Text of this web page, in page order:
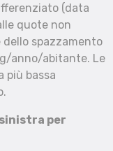
(data
quote non
spazzamento
anno/abitante. Le
più bassa
per